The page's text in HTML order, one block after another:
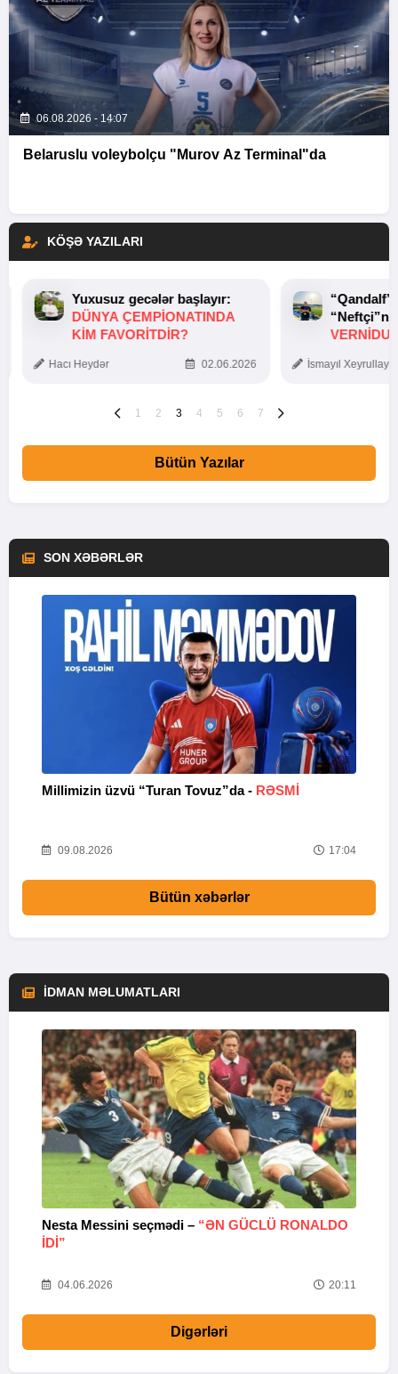
06.08.2026 - 14:07
Belaruslu voleybolçu "Murov Az Terminal"da
KÖŞƏ YAZILARI
Yuxusuz gecələr başlayır:
DÜNYA ÇEMPIONATINDA
KIM FAVORITDIR?
Hacı Heydər 02.06.2026 İsmayıl
1 2 3 4 5 6 7
Bütün Yazılar
SON XƏBƏRLƏR
Millimizin üzvü “Turan Tovuz”da - RƏSMİ
09.08.2026 17:04
Bütün xəbərlər
İDMAN MƏLUMATLARI
Nesta Messini seçmədi – “ƏN GÜCLÜ RONALDO
IDI”
04.06.2026 20:11
Digərləri